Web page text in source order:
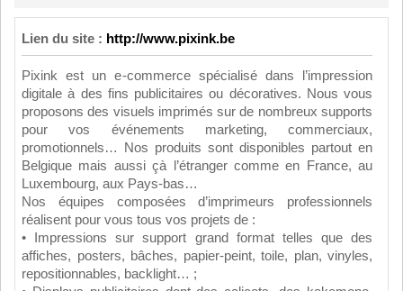
Lien du site : http://www.pixink.be
Pixink est un e-commerce spécialisé dans l’impression
digitale à des fins publicitaires ou décoratives. Nous vous
proposons des visuels imprimés sur de nombreux supports
pour vos événements marketing, commerciaux,
promotionnels… Nos produits sont disponibles partout en
Belgique mais aussi çà l’étranger comme en France, au
Luxembourg, aux Pays-bas…
Nos équipes composées d’imprimeurs professionnels
réalisent pour vous tous vos projets de :
• Impressions sur support grand format telles que des
affiches, posters, bâches, papier-peint, toile, plan, vinyles,
repositionnables, backlight… ;